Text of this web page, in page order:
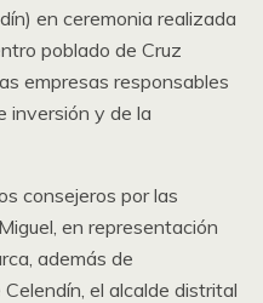
en ceremonia realizada
poblado de Cruz
empresas responsables
inversión y de la
consejeros por las
en representación
además de
el alcalde distrital